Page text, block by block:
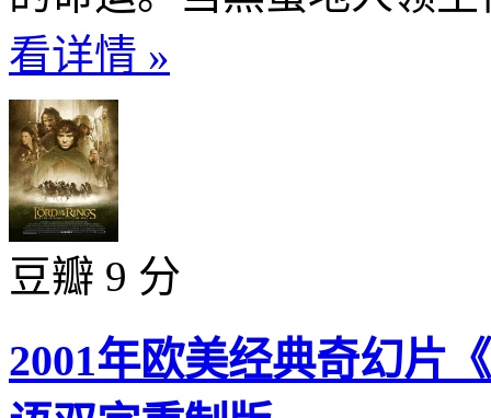
看详情 »
豆瓣 9 分
2001年欧美经典奇幻片